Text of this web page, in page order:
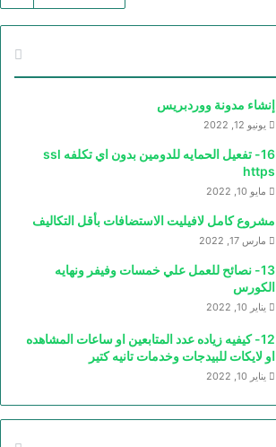
إنشاء مدونة ووردبريس
يونيو 12, 2022
16- تفعيل الحمايه للدومين بدون اي تكلفه ssl
https
مايو 10, 2022
مشروع كامل لافيليت الاستضافات بأقل التكاليف
مارس 17, 2022
13- نصائح للعمل علي خمسات وفيفر ونهايه
الكورس
يناير 10, 2022
12- كيفيه زياده عدد المتابعين او ساعات المشاهده
او لايكات للبيدجات وخدمات تانيه كتير
يناير 10, 2022